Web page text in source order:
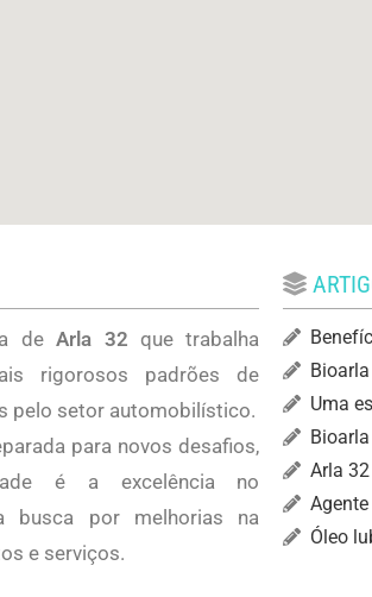
deArla 32 que trabalha
rigorosos padrões de
pelo setor automobilístico.
para novos desafios,
é a excelência no
busca por melhorias na
e serviços.
Bioarla
Uma
Arla
Óleo